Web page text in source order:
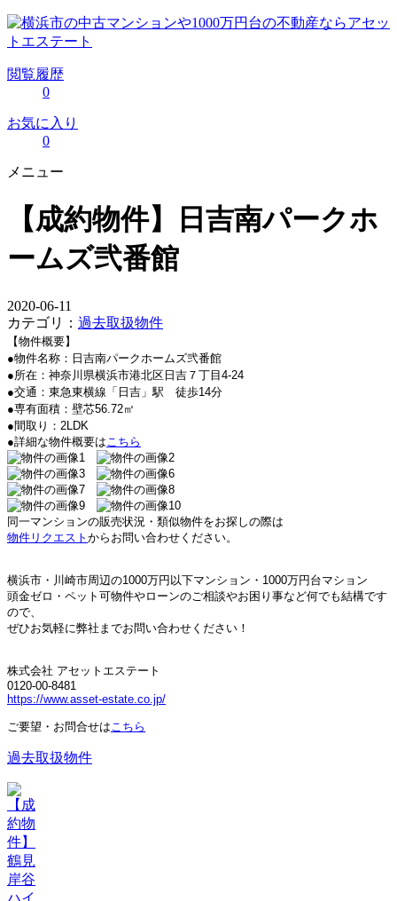
閲覧履歴
0
お気に入り
0
メニュー
【成約物件】日吉南パークホ
ームズ弐番館
2020-06-11
カテゴリ： 過去取扱物件
【物件概要】
●物件名称：日吉南パークホームズ弐番館
●所在：神奈川県横浜市港北区日吉７丁目4-24
●交通：東急東横線「日吉」駅 徒歩14分
●専有面積：壁芯56.72㎡
●間取り：2LDK
●詳細な物件概要は こちら
同一マンションの販売状況・類似物件をお探しの際は
物件リクエスト からお問い合わせください。
横浜市・川崎市周辺の1000万円以下マンション・ 1000万円台マション
頭金ゼロ・ペット可物件やローンのご相談やお困り事など何でも結構です
ので、
ぜひお気軽に弊社までお問い合わせください！
株式会社 アセットエステート
0120-00-8481
https://www.asset-estate.co.jp/
ご要望・お問合せは こちら
過去取扱物件